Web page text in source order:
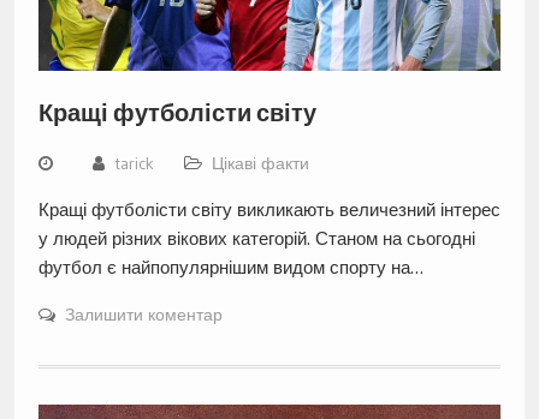
Кращі футболісти світу
tarick Цікаві факти
Кращі футболісти світу викликають величезний інтерес
у людей різних вікових категорій. Станом на сьогодні
футбол є найпопулярнішим видом спорту на…
Залишити коментар